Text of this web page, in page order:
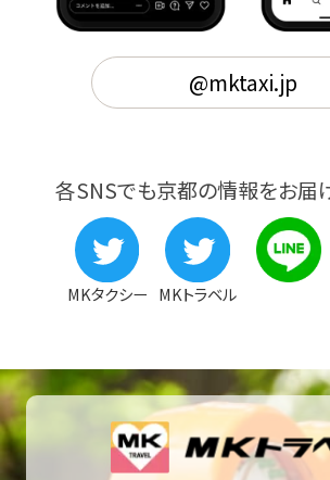
@mktaxi.jp
各SNSでも京都の情報をお届
MKタクシー MKトラベル